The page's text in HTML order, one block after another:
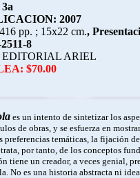
2007
416 pp. ; 15x22 cm.,
8
EDITORIAL ARIEL
$70.00
es un intento de sintetizar los
de obras, y se esfuerza en
preferencias temáticas, la fijación
por tanto, de los conceptos
tiene un creador, a veces genial,
No es una historia abstracta ni